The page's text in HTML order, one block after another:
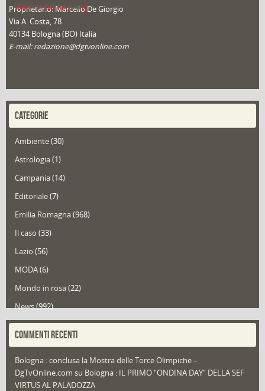
Video in primo piano
Proprietario: Marcello De Giorgio
Via A. Costa, 78
40134 Bologna (BO) Italia
E-mail: redazione@dgtvonline.com
CATEGORIE
Ambiente(30)
Astrologia(1)
Campania(14)
Editoriale(7)
Emilia Romagna(968)
Il caso (33)
Lazio (56)
MODA(6)
Mondo in rosa(22)
News(992)
Portfolio(1)
Redazioni(1.049)
Speciali (22)
COMMENTI RECENTI
Bologna : conclusa la Mostra delle Torce Olimpiche –
DgTvOnline.com su Bologna : IL PRIMO “ONDINA DAY” DELLA SEF
VIRTUS AL PALADOZZA